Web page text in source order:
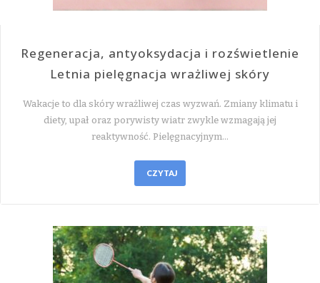
Regeneracja, antyoksydacja i rozświetlenie
Letnia pielęgnacja wrażliwej skóry
Wakacje to dla skóry wrażliwej czas wyzwań. Zmiany klimatu i
diety, upał oraz porywisty wiatr zwykle wzmagają jej
reaktywność. Pielęgnacyjnym…
CZYTAJ